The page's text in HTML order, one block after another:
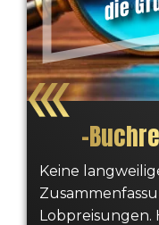
–
Keine
Lobpreisungen.